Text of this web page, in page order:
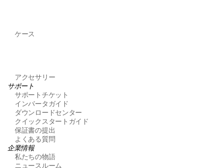
ケース
アクセサリー
サポート
サポートチケット
インバータガイド
ダウンロードセンター
クイックスタートガイド
保証書の提出
よくある質問
企業情報
私たちの物語
ニュースルーム